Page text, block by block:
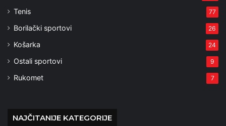
Tenis 77
Borilački sportovi 26
Košarka 24
Ostali sportovi 9
Rukomet 7
NAJČITANIJE KATEGORIJE